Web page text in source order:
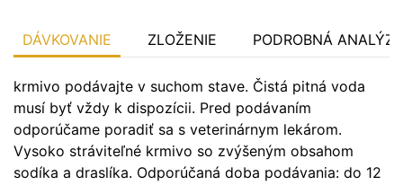
DÁVKOVANIE ZLOŽENIE PODROBNÁ ANALÝZA
krmivo podávajte v suchom stave. Čistá pitná voda
musí byť vždy k dispozícii. Pred podávaním
odporúčame poradiť sa s veterinárnym lekárom.
Vysoko stráviteľné krmivo so zvýšeným obsahom
sodíka a draslíka. Odporúčaná doba podávania: do 12